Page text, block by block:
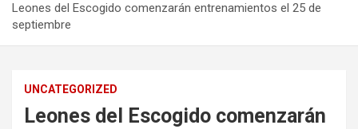
Leones del Escogido comenzarán entrenamientos el 25 de
septiembre
UNCATEGORIZED
Leones del Escogido comenzarán